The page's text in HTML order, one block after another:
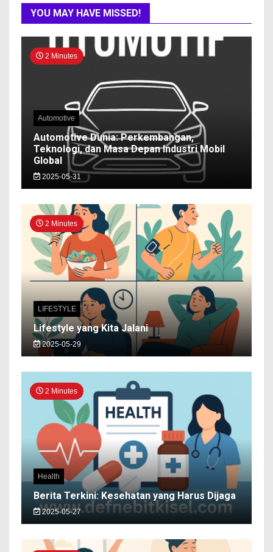
YOU MAY HAVE MISSED!
2 Minutes
Automotive
Automotive Dunia: Perkembangan,
Teknologi, dan Masa Depan Industri Mobil
Global
2025-05-31
2 Minutes
LIFESTYLE
Lifestyle yang Kita Jalani
2025-05-29
2 Minutes
Health
Berita Terkini: Kesehatan yang Harus Dijaga
2025-05-27